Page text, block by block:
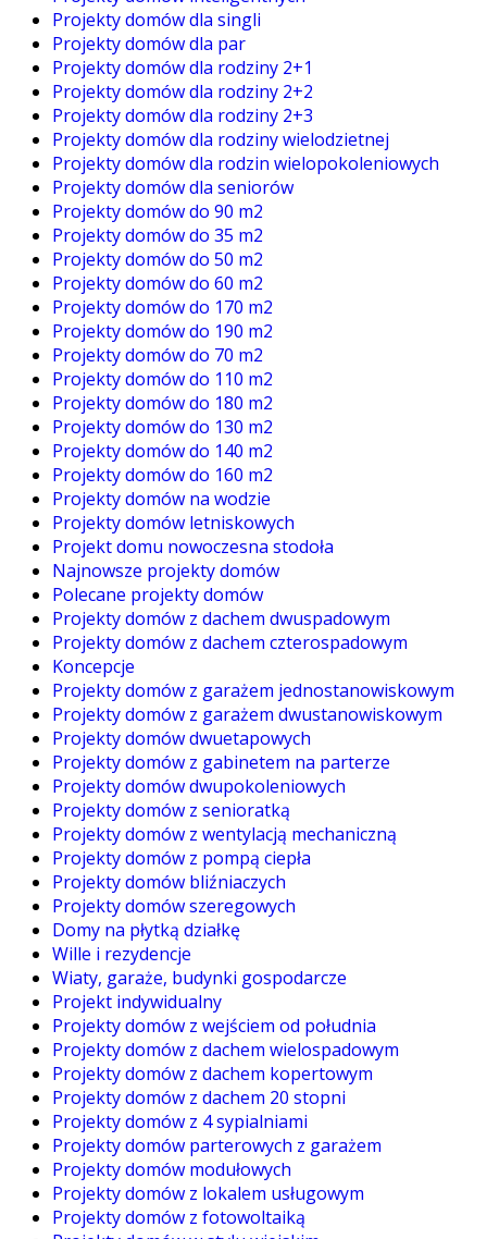
Projekty domów dla singli
Projekty domów dla par
Projekty domów dla rodziny 2+1
Projekty domów dla rodziny 2+2
Projekty domów dla rodziny 2+3
Projekty domów dla rodziny wielodzietnej
Projekty domów dla rodzin wielopokoleniowych
Projekty domów dla seniorów
Projekty domów do 90 m2
Projekty domów do 35 m2
Projekty domów do 50 m2
Projekty domów do 60 m2
Projekty domów do 170 m2
Projekty domów do 190 m2
Projekty domów do 70 m2
Projekty domów do 110 m2
Projekty domów do 180 m2
Projekty domów do 130 m2
Projekty domów do 140 m2
Projekty domów do 160 m2
Projekty domów na wodzie
Projekty domów letniskowych
Projekt domu nowoczesna stodoła
Najnowsze projekty domów
Polecane projekty domów
Projekty domów z dachem dwuspadowym
Projekty domów z dachem czterospadowym
Koncepcje
Projekty domów z garażem jednostanowiskowym
Projekty domów z garażem dwustanowiskowym
Projekty domów dwuetapowych
Projekty domów z gabinetem na parterze
Projekty domów dwupokoleniowych
Projekty domów z senioratką
Projekty domów z wentylacją mechaniczną
Projekty domów z pompą ciepła
Projekty domów bliźniaczych
Projekty domów szeregowych
Domy na płytką działkę
Wille i rezydencje
Wiaty, garaże, budynki gospodarcze
Projekt indywidualny
Projekty domów z wejściem od południa
Projekty domów z dachem wielospadowym
Projekty domów z dachem kopertowym
Projekty domów z dachem 20 stopni
Projekty domów z 4 sypialniami
Projekty domów parterowych z garażem
Projekty domów modułowych
Projekty domów z lokalem usługowym
Projekty domów z fotowoltaiką